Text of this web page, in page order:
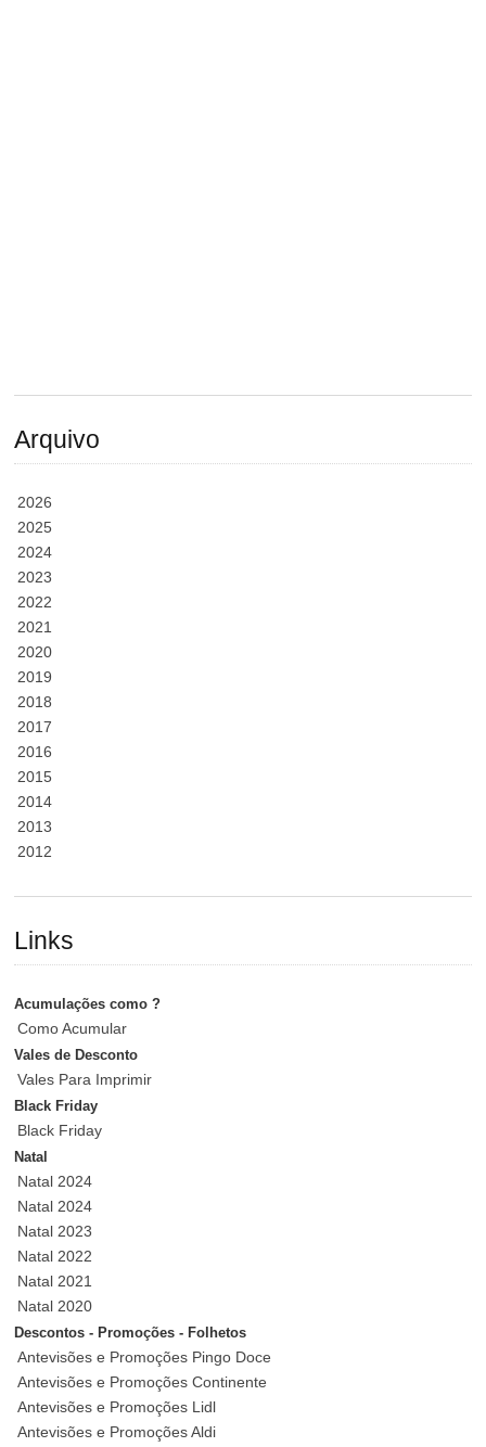
Arquivo
2026
2025
2024
2023
2022
2021
2020
2019
2018
2017
2016
2015
2014
2013
2012
Links
Acumulações como ?
Como Acumular
Vales de Desconto
Vales Para Imprimir
Black Friday
Black Friday
Natal
Natal 2024
Natal 2024
Natal 2023
Natal 2022
Natal 2021
Natal 2020
Descontos - Promoções - Folhetos
Antevisões e Promoções Pingo Doce
Antevisões e Promoções Continente
Antevisões e Promoções Lidl
Antevisões e Promoções Aldi